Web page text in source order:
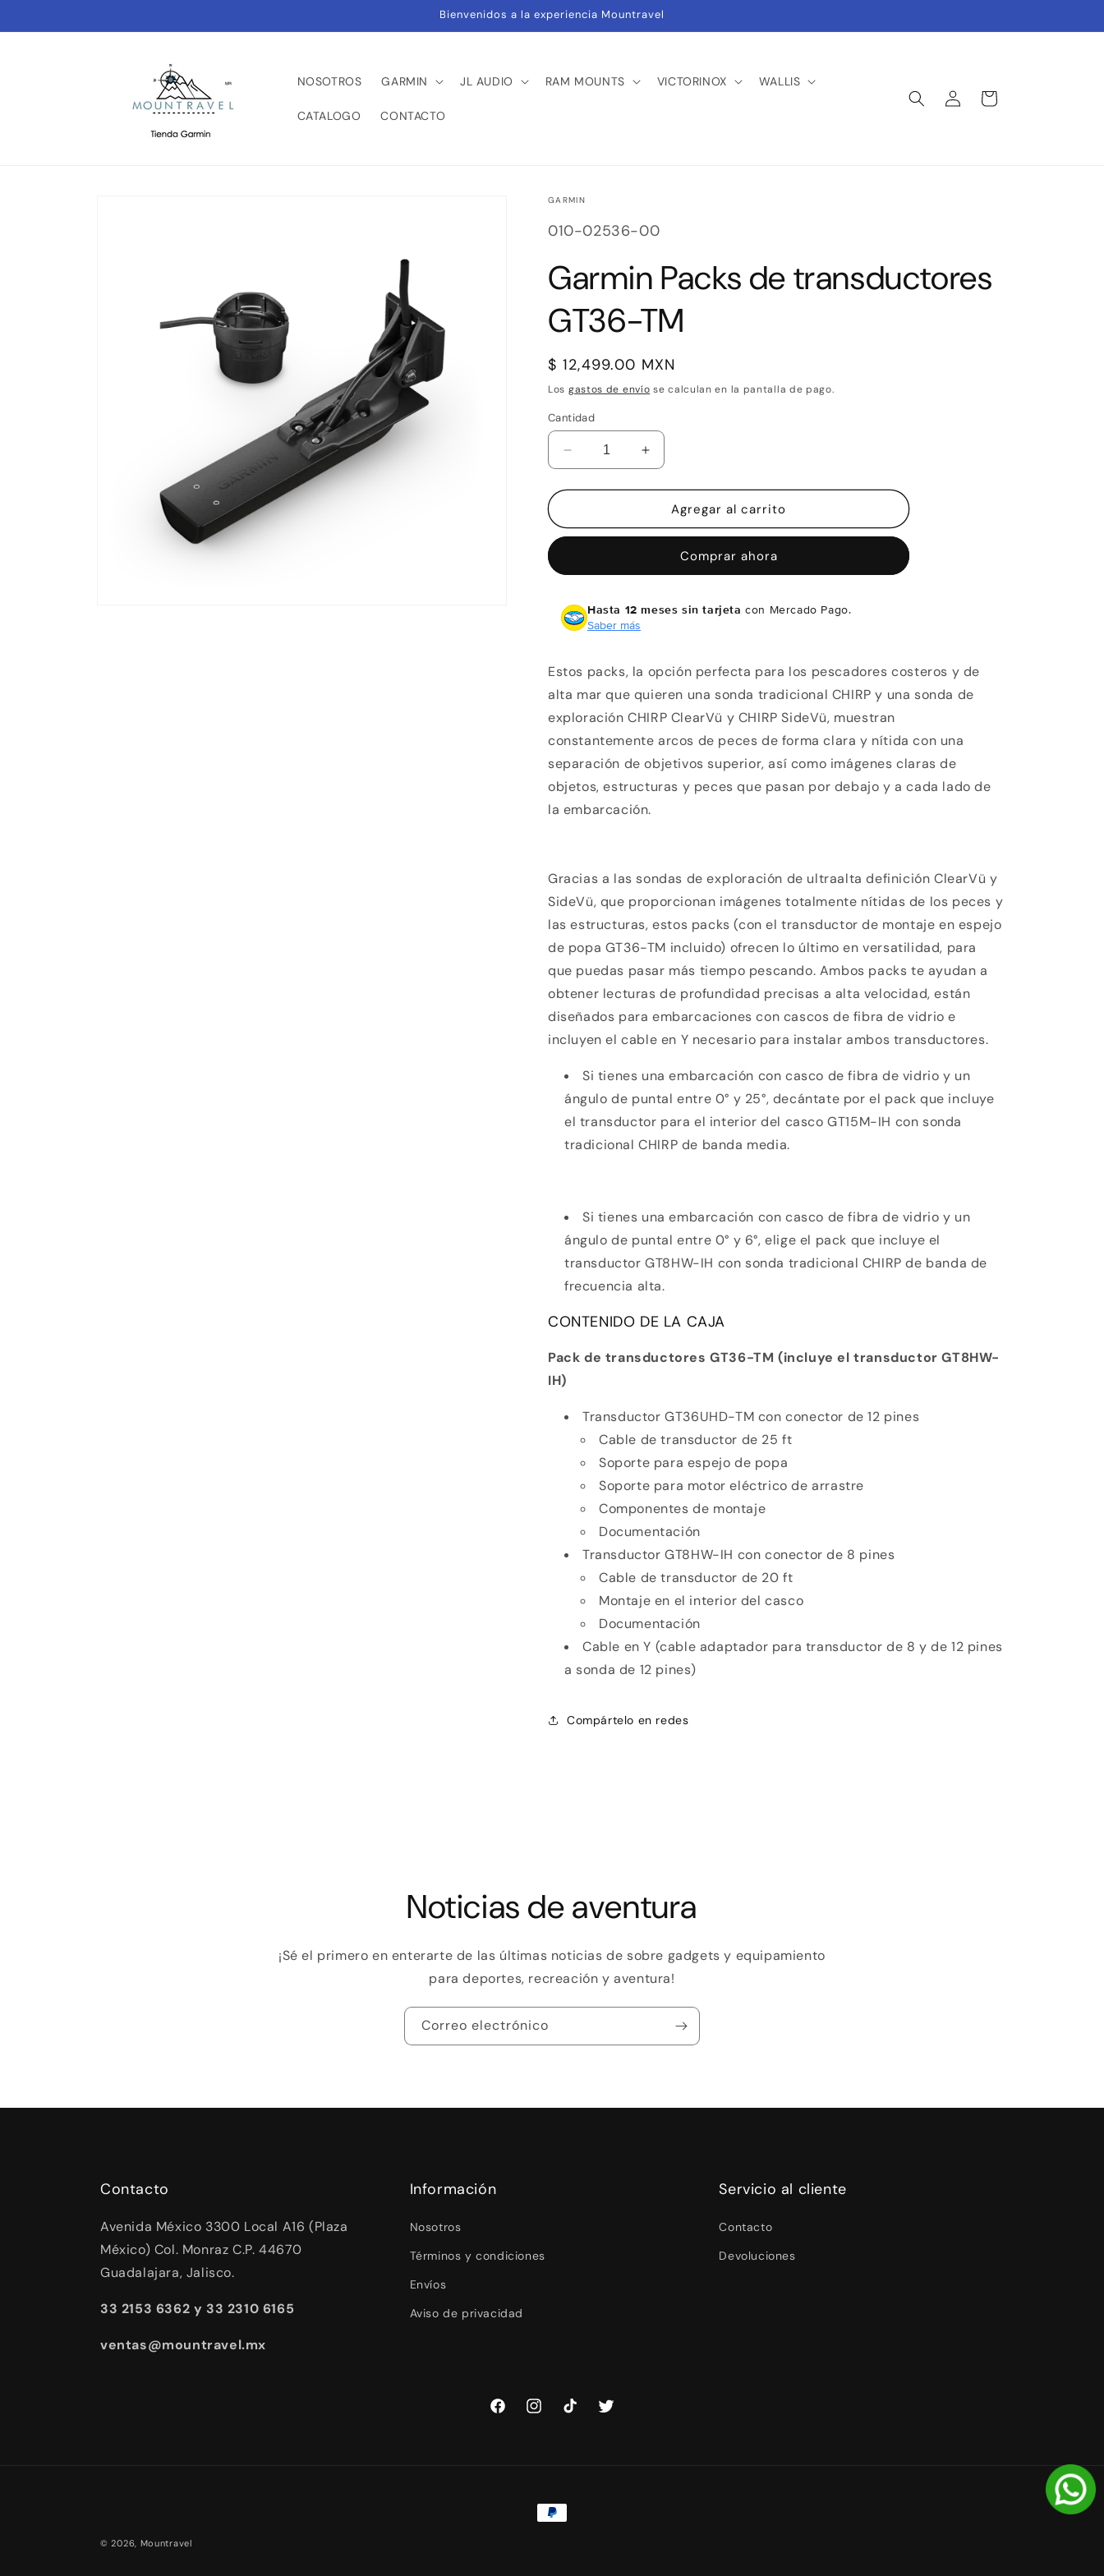
al contenido
Bienvenidos a la experiencia Mountravel
NOSOTROS GARMIN JL AUDIO RAM MOUNTS VICTORINOX WALLIS
CATALOGO CONTACTO
Iniciar
sesión
Carrito
GARMIN
SKU:
010-02536-00
Garmin Packs de transductores
GT36-TM
Precio
habitual
$ 12,499.00 MXN
Los gastos de envío se calculan en la pantalla de pago.
Cantidad
Reducir
cantidad
para
Packs
GT36-
Aumentar
cantidad
para
Garmin
Packs
transductores
GT36-
Agregar al carrito
Comprar ahora
Hasta 12 meses sin tarjeta con Mercado Pago.
Saber más
Estos packs, la opción perfecta para los pescadores costeros y de
alta mar que quieren una sonda tradicional CHIRP y una sonda de
exploración CHIRP ClearVü y CHIRP SideVü, muestran
constantemente arcos de peces de forma clara y nítida con una
separación de objetivos superior, así como imágenes claras de
objetos, estructuras y peces que pasan por debajo y a cada lado de
la embarcación.
Gracias a las sondas de exploración de ultraalta definición ClearVü y
SideVü, que proporcionan imágenes totalmente nítidas de los peces y
las estructuras, estos packs (con el transductor de montaje en espejo
de popa GT36-TM incluido) ofrecen lo último en versatilidad, para
que puedas pasar más tiempo pescando. Ambos packs te ayudan a
obtener lecturas de profundidad precisas a alta velocidad, están
diseñados para embarcaciones con cascos de fibra de vidrio e
incluyen el cable en Y necesario para instalar ambos transductores.
Si tienes una embarcación con casco de fibra de vidrio y un
ángulo de puntal entre 0° y 25°, decántate por el pack que incluye
el transductor para el interior del casco GT15M-IH con sonda
tradicional CHIRP de banda media.
Si tienes una embarcación con casco de fibra de vidrio y un
ángulo de puntal entre 0° y 6°, elige el pack que incluye el
transductor GT8HW-IH con sonda tradicional CHIRP de banda de
frecuencia alta.
CONTENIDO DE LA CAJA
Pack de transductores GT36-TM (incluye el transductor GT8HW-
IH)
Transductor GT36UHD-TM con conector de 12 pines
Cable de transductor de 25 ft
Soporte para espejo de popa
Soporte para motor eléctrico de arrastre
Componentes de montaje
Documentación
Transductor GT8HW-IH con conector de 8 pines
Cable de transductor de 20 ft
Montaje en el interior del casco
Documentación
Cable en Y (cable adaptador para transductor de 8 y de 12 pines
a sonda de 12 pines)
Compártelo en redes
Noticias de aventura
¡Sé el primero en enterarte de las últimas noticias de sobre gadgets y equipamiento
para deportes, recreación y aventura!
Correo electrónico
Contacto
Avenida México 3300 Local A16 (Plaza
México) Col. Monraz C.P. 44670
Guadalajara, Jalisco.
33 2153 6362 y 33 2310 6165
ventas@mountravel.mx
Información
Nosotros
Términos y condiciones
Envíos
Aviso de privacidad
Servicio al cliente
Contacto
Devoluciones
FacebookInstagramTikTok Twitter
Formas
© 2026, Mountravel
Compra ahora y paga a meses sin
tarjeta de crédito
En tu cuenta de Mercado Pago,
elige la
y confirma.
Crédito sujeto a aprobación.
¿Tienes dudas? Consulta nuestraAyuda.